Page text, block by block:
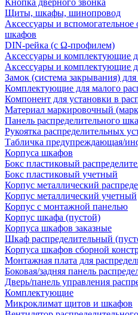
Кнопка дверного звонка
Щиты, шкафы, шинопровод
Аксессуары и
шкафов
DIN-рейка (с Ω-профилем)
Аксессуары и комплектующие
Аксессуары и комплектующие
Замок (система закрывания)
Комплектующие для малого
Компонент для установки в
Материал маркировочный
Панель распределительного
Рукоятка распределительных
Табличка предупреждающая/
Корпуса шкафов
Бокс пластиковый
Бокс пластиковый учетный
Корпус металлический
Корпус металлический учетный
Корпус с монтажной панелью
Корпус шкафа (пустой)
Корпуса шкафов заказные
Шкаф распределительный
Корпуса шкафов сборной
Монтажная плата для
Боковая/задняя панель
Дверь/панель управления
Комплектующие
Микроклимат щитов и шкафов